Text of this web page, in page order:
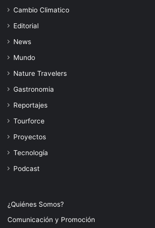
Cambio Climatico
Editorial
News
Mundo
Nature Travelers
Gastronomia
Reportajes
Tourforce
Proyectos
Tecnología
Podcast
¿Quiénes Somos?
Comunicación y Promoción